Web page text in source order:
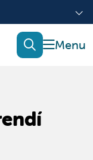
mostrar
buscar